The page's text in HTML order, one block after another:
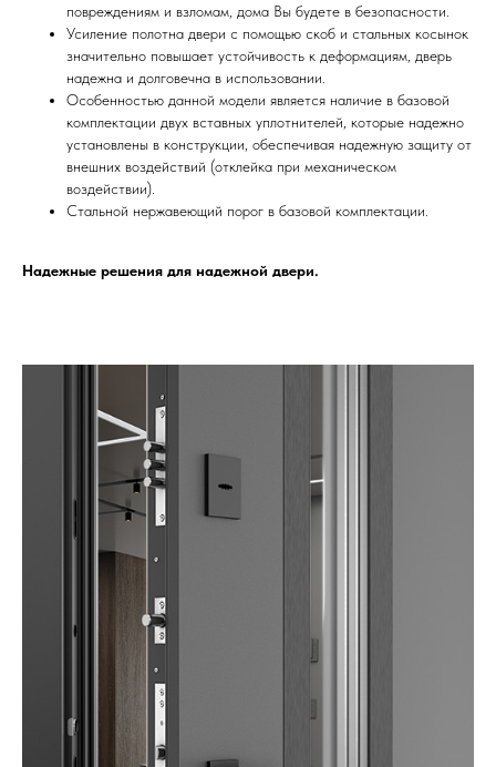
повреждениям и взломам, дома Вы будете в безопасности.
Усиление полотна двери с помощью скоб и стальных косынок
значительно повышает устойчивость к деформациям, дверь
надежна и долговечна в использовании.
Особенностью данной модели является наличие в базовой
комплектации двух вставных уплотнителей, которые надежно
установлены в конструкции, обеспечивая надежную защиту от
внешних воздействий (отклейка при механическом
воздействии).
Стальной нержавеющий порог в базовой комплектации.
Надежные решения для надежной двери.